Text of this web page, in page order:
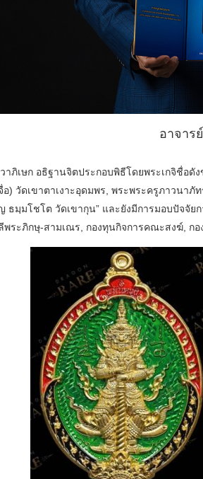
อาจาร
าภิเษก อธิฐานจิตประกอบพิธีโดยพระเกจิชื่อ
) วัดเขาตาเงาะอุดมพร, พระพระครูภาวนา
ธมฺมโชโต วัดเขากุน” และยังมีการมอบปัจจัย
พระภิกษุ-สามเณร, กองทุนกิจการคณะสงฆ์, ก